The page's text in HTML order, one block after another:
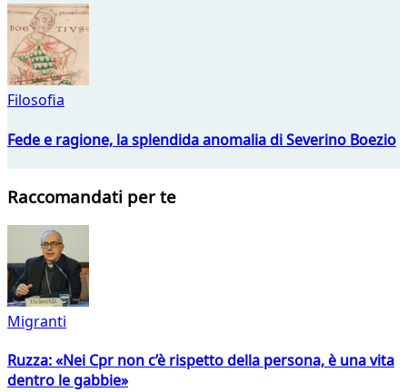
Filosofia
Fede e ragione, la splendida anomalia di Severino Boezio
Raccomandati per te
Migranti
Ruzza: «Nei Cpr non c’è rispetto della persona, è una vita
dentro le gabbie»